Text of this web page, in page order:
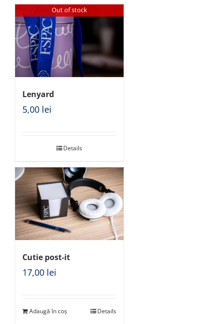
Out of stock
Lenyard
5,00 lei
Details
Cutie post-it
17,00 lei
Adaugă în coș Details